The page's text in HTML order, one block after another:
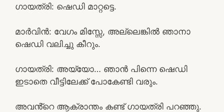
ഗായത്രി: ഷെഡി മാറ്റട്ടെ.
മാർവിൻ: വേഗം മിസ്സേ, അല്ലെങ്കിൽ ഞാനാ
ഷെഡി വലിച്ചു കീറും.
ഗായത്രി: അയ്യോ… ഞാൻ പിന്നെ ഷെഡി
ഇടാതെ വീട്ടിലേക്ക് പോകേണ്ടി വരും.
അവൻ്റെ ആക്രാന്തം കണ്ട് ഗായത്രി പറഞ്ഞു.